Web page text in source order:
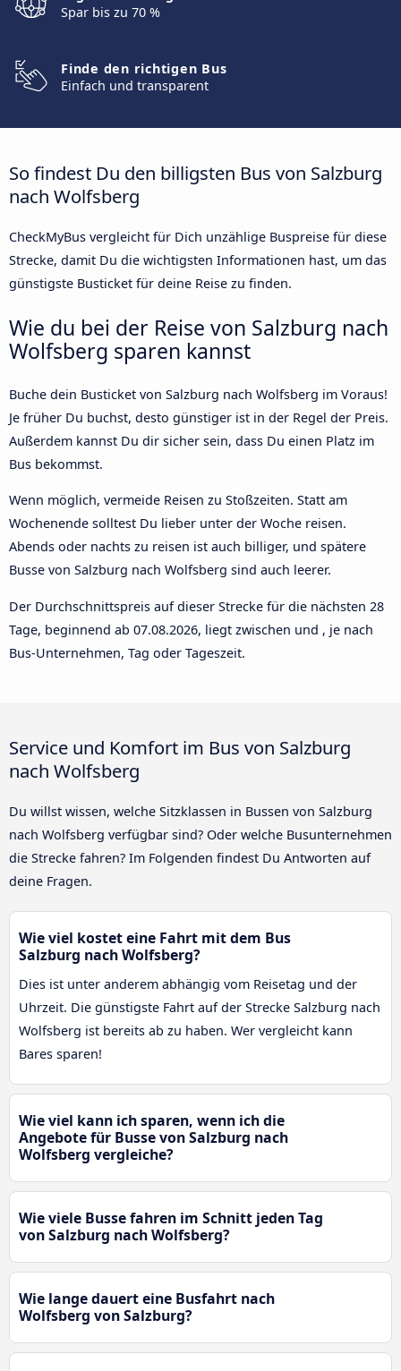
Spar bis zu 70 %
Finde den richtigen Bus
Einfach und transparent
So findest Du den billigsten Bus von Salzburg
nach Wolfsberg
CheckMyBus vergleicht für Dich unzählige Buspreise für diese
Strecke, damit Du die wichtigsten Informationen hast, um das
günstigste Busticket für deine Reise zu finden.
Wie du bei der Reise von Salzburg nach
Wolfsberg sparen kannst
Buche dein Busticket von Salzburg nach Wolfsberg im Voraus!
Je früher Du buchst, desto günstiger ist in der Regel der Preis.
Außerdem kannst Du dir sicher sein, dass Du einen Platz im
Bus bekommst.
Wenn möglich, vermeide Reisen zu Stoßzeiten. Statt am
Wochenende solltest Du lieber unter der Woche reisen.
Abends oder nachts zu reisen ist auch billiger, und spätere
Busse von Salzburg nach Wolfsberg sind auch leerer.
Der Durchschnittspreis auf dieser Strecke für die nächsten 28
Tage, beginnend ab 07.08.2026, liegt zwischen und , je nach
Bus-Unternehmen, Tag oder Tageszeit.
Service und Komfort im Bus von Salzburg
nach Wolfsberg
Du willst wissen, welche Sitzklassen in Bussen von Salzburg
nach Wolfsberg verfügbar sind? Oder welche Busunternehmen
die Strecke fahren? Im Folgenden findest Du Antworten auf
deine Fragen.
Wie viel kostet eine Fahrt mit dem Bus
Salzburg nach Wolfsberg?
Dies ist unter anderem abhängig vom Reisetag und der
Uhrzeit. Die günstigste Fahrt auf der Strecke Salzburg nach
Wolfsberg ist bereits ab zu haben. Wer vergleicht kann
Bares sparen!
Wie viel kann ich sparen, wenn ich die
Angebote für Busse von Salzburg nach
Wolfsberg vergleiche?
Wie viele Busse fahren im Schnitt jeden Tag
von Salzburg nach Wolfsberg?
Wie lange dauert eine Busfahrt nach
Wolfsberg von Salzburg?